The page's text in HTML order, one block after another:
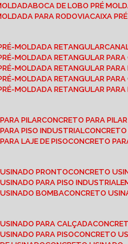
BOCA DE LOBO PRÉ
PARA RODOVIA
CAIXA
MOLDADA RETANGULAR
MOLDADA RETANGULAR
MOLDADA RETANGULAR
MOLDADA RETANGULAR
MOLDADA RETANGULAR PARA
PILAR CONCRETO PARA
PARA PISO INDUSTRIAL
PARA LAJE DE PISO CONCRETO
USINADO PRONTO
CONCRETO
USINADO PARA PISO INDUSTRIAL
USINADO BOMBA CONCRETO
USINADO PARA CALÇADA
USINADO PARA PISO CONCRETO